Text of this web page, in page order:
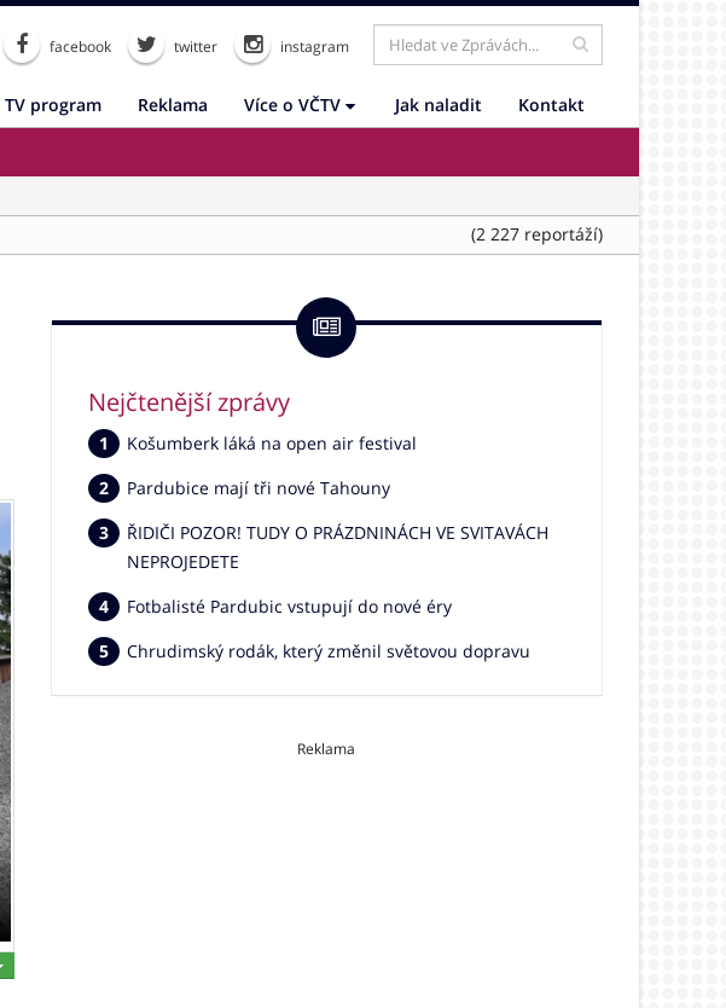
facebook twitter instagram
TV program Reklama Více o VČTV Jak naladit Kontakt
(2 227 reportáží)
Stáhnout video
Nejčtenější zprávy
Košumberk láká na open air festival
Pardubice mají tři nové Tahouny
ŘIDIČI POZOR! TUDY O PRÁZDNINÁCH VE SVITAVÁCH
NEPROJEDETE
Fotbalisté Pardubic vstupují do nové éry
Chrudimský rodák, který změnil světovou dopravu
Reklama